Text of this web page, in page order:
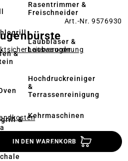
&
&
&
Rasentrimmer &
Freischneider
Laubbläser &
Laubsauger
Hochdruckreiniger
&
Terrassenreinigung
Kehrmaschinen
Ladegeräte
Art.-Nr. 9576930
Produktes
IN DEN WARENKORB